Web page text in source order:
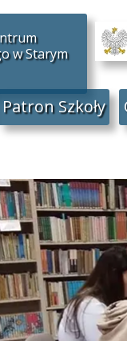
Patron Szkoły
w Starym